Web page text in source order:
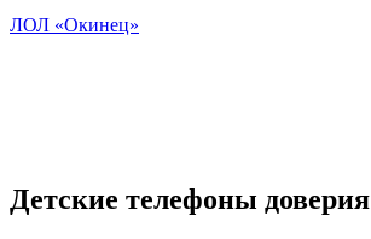
ЛОЛ «Окинец»
Детские телефоны доверия